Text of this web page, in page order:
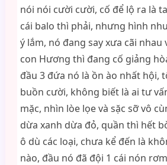
nói nói cười cười, cố để lộ ra là
cái balo thì phải, nhưng hình
ý lắm, nó đang say xưa cãi nhau
con Hương thì đang cố giảng
đầu 3 đứa nó là ồn ào nhất hội,
buồn cười, không biết là ai tư
mặc, nhìn lòe lọe và sặc sỡ vô
dừa xanh dừa đỏ, quần thì hết
ô dù các loại, chưa kể đến là
nào, đầu nó đã đội 1 cái nón